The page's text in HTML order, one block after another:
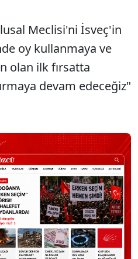
Meclisi'ni İsveç'in
oy kullanmaya ve
olan ilk fırsatta
devam edeceğiz"